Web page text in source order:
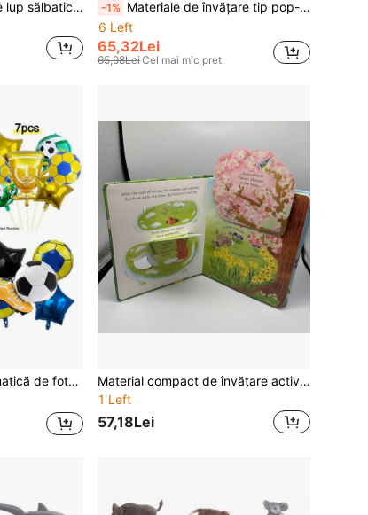
Model realist de pui de lup sălbatic, lup gri, lup albastru, jucărie figurină pui de lup alb
-1% Materiale de învățare tip pop-up din carton, cu pagini interioare pliabile, pentru ora poveștilor în familie, iluminare cognitivă, dezvoltare lingvistică, perfect pentru Halloween, cadou de Crăciun, educație științifică
6 Left
65,32Lei
65,98LeiCel mai mic pret
Set de baloane cu tematică de fotbal, folie verde și aurie, de 32 de inci, cu model de fotbal, potrivite pentru sărbători de fotbal, Halloween, Crăciun, ceremonii de absolvire și decorațiuni pentru petrecerea de prima aniversare
Material compact de învățare activă, perfect pentru învățarea limbii engleze, comic interactiv care captează cititorii, culori vibrante și ilustrații festive, cu pagini pliabile, distracție la citit
1 Left
57,18Lei